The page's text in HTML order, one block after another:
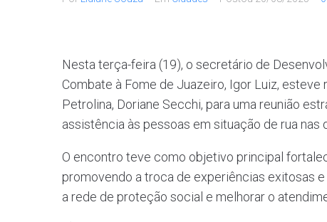
Nesta terça-feira (19), o secretário de
Combate à Fome de Juazeiro, Igor Luiz,
Petrolina, Doriane Secchi, para uma reunião
assistência às pessoas em situação de rua nas
O encontro teve como objetivo principal
promovendo a troca de experiências exitosas
a rede de proteção social e melhorar o